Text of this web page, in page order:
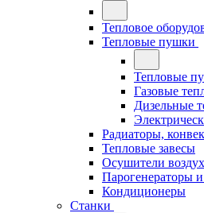
Тепловое
Тепловые пушки
Тепловые
Газовые
Дизельные
Радиаторы,
Тепловые завесы
Осушители
Парогенераторы
Кондиционеры
Станки